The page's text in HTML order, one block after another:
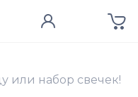
или набор свечек!